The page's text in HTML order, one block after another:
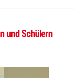
und Schülern